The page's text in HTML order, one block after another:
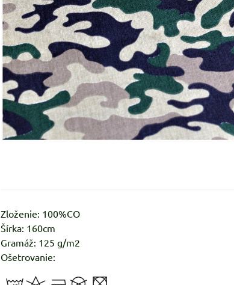
Zloženie: 100%CO
Šírka: 160cm
Gramáž: 125 g/m2
Ošetrovanie: